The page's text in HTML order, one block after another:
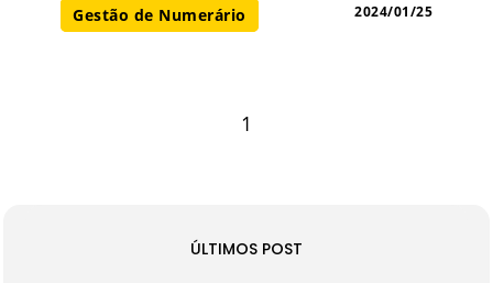
Gestão de Numerário 2024/01/25
1
ÚLTIMOS POST